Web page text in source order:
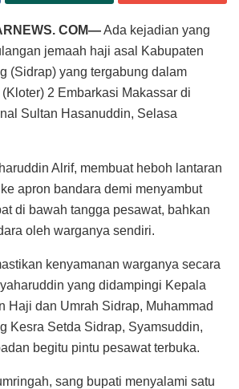
COM—Ada kejadian yang
jemaah haji asal Kabupaten
(Sidrap) yang tergabung dalam
2 Embarkasi Makassar di
Sultan Hasanuddin, Selasa
Alrif, membuat heboh lantaran
apron bandara demi menyambut
di bawah tangga pesawat, bahkan
oleh warganya sendiri.
kenyamanan warganya secara
yang didampingi Kepala
Haji dan Umrah Sidrap, Muhammad
Kesra Setda Sidrap, Syamsuddin,
begitu pintu pesawat terbuka.
sang bupati menyalami satu